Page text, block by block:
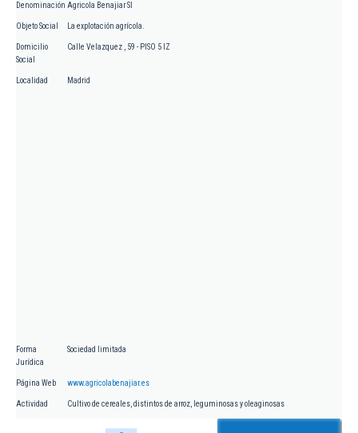
Denominación Agricola Benajiar Sl
Objeto Social La explotación agrícola.
Domicilio
Social
Calle Velazquez , 59 - PISO 5 IZ
Localidad Madrid
Forma
Jurídica
Sociedad limitada
Página Web www.agricolabenajiar.es
Actividad Cultivo de cereales, distintos de arroz, leguminosas y oleaginosas